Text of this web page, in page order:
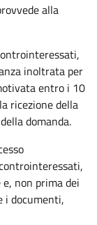
alla
inoltrata per
entro i 10
ricezione della
domanda.
non prima dei
i documenti,